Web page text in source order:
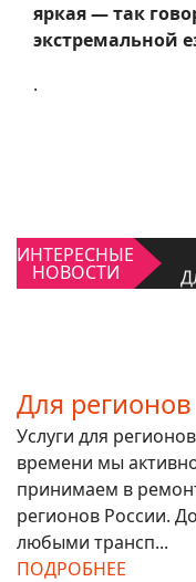
яркая — так
экстремальной
.
ИНТЕРЕСНЫЕ
НОВОСТИ
Для регионов
Услуги для
времени мы
принимаем в
регионов России.
любыми трансп...
ПОДРОБНЕЕ